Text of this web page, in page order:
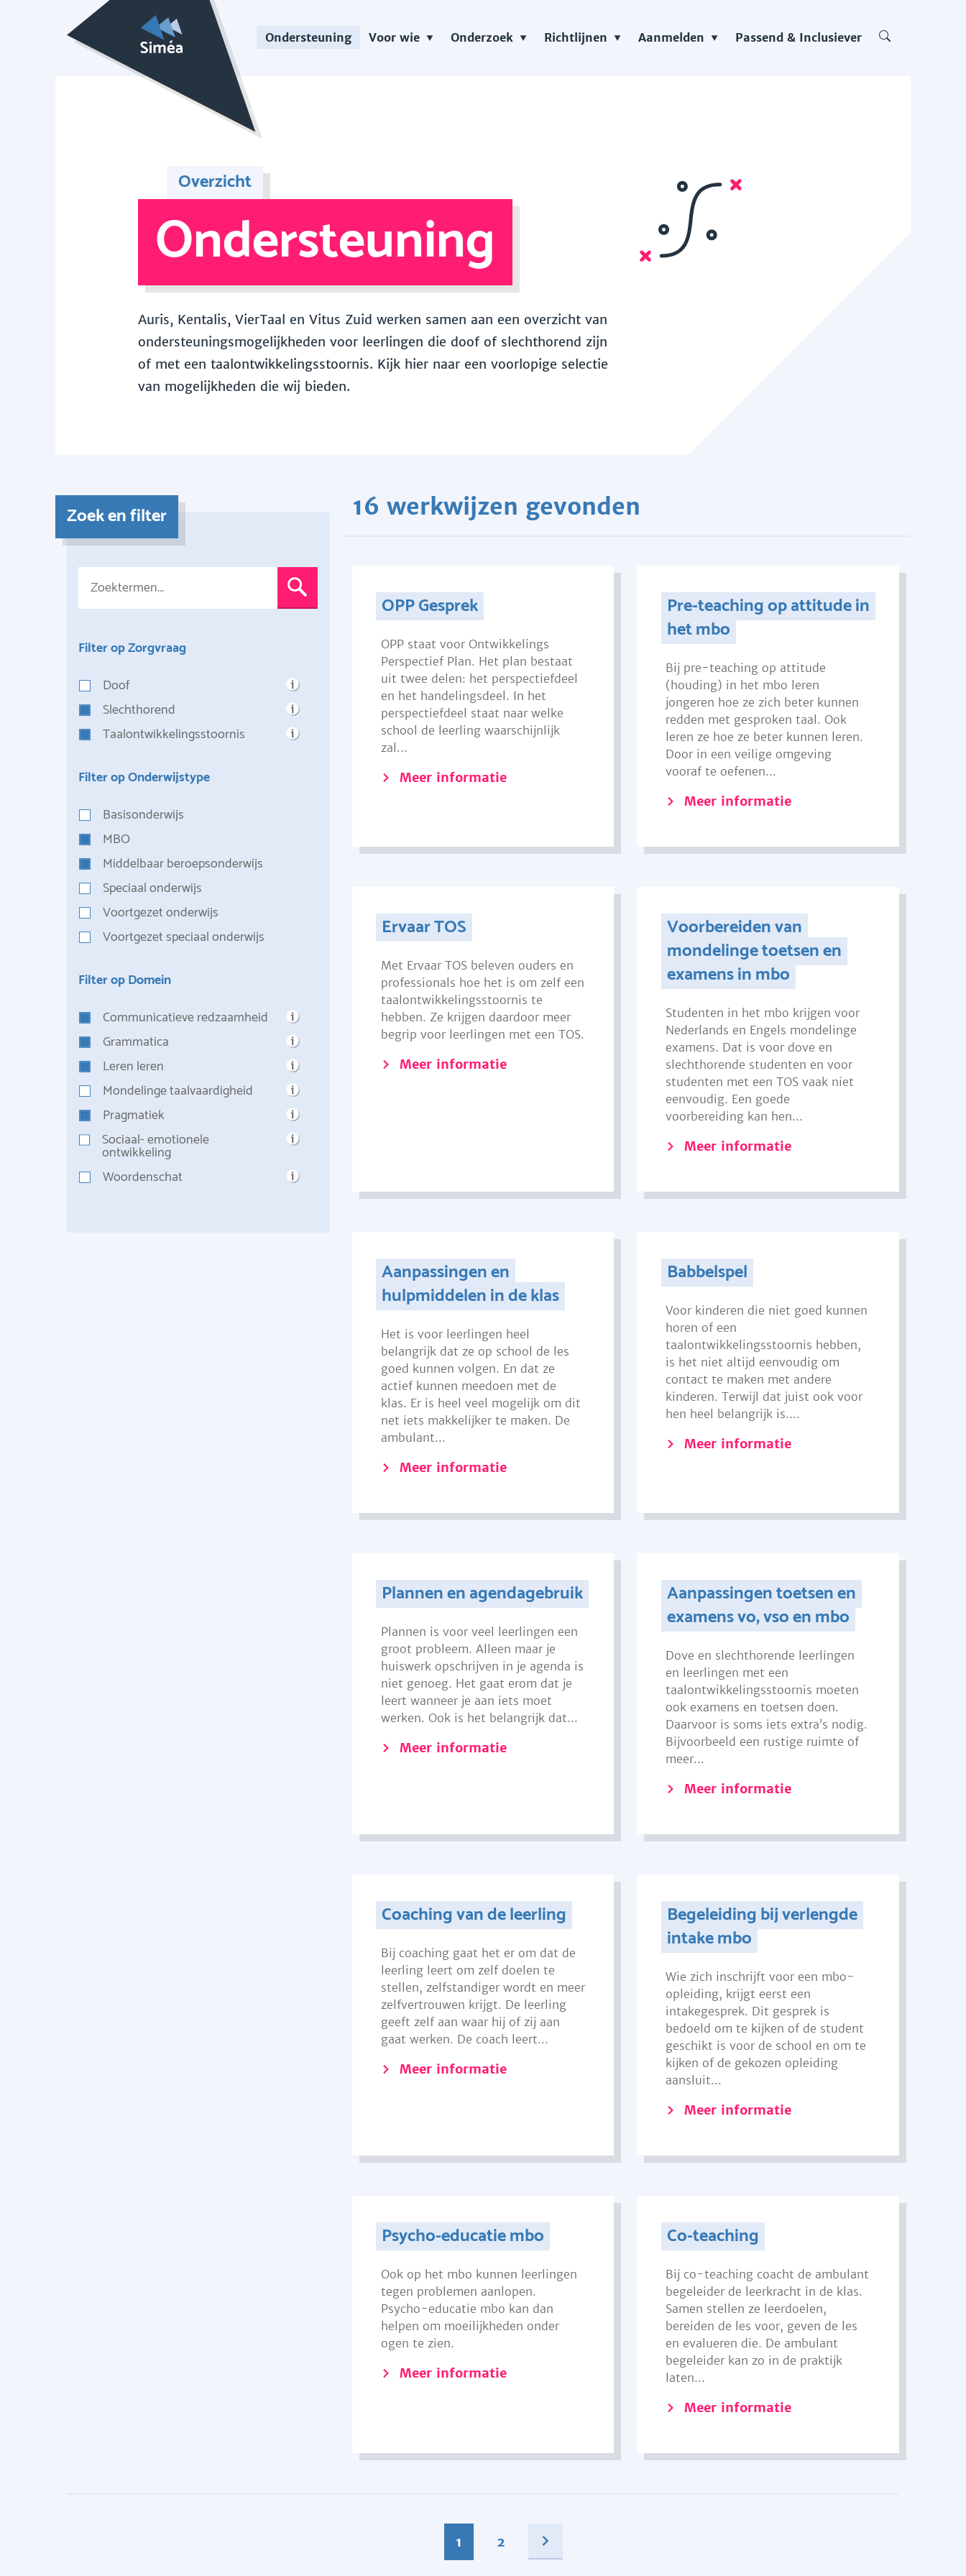
Ondersteuning Voor wie Onderzoek Richtlijnen Aanmelden Passend & Inclusiever
Overzicht
Ondersteuning
Auris, Kentalis, VierTaal en Vitus Zuid werken samen aan een overzicht van
ondersteuningsmogelijkheden voor leerlingen die doof of slechthorend zijn
of met een taalontwikkelingsstoornis. Kijk hier naar een voorlopige selectie
van mogelijkheden die wij bieden.
Zoek en filter
Filter op Zorgvraag
Doof
Slechthorend
Taalontwikkelingsstoornis
Filter op Onderwijstype
Basisonderwijs
MBO
Middelbaar beroepsonderwijs
Speciaal onderwijs
Voortgezet onderwijs
Voortgezet speciaal onderwijs
Filter op Domein
Communicatieve redzaamheid
Grammatica
Leren leren
Mondelinge taalvaardigheid
Pragmatiek
Sociaal- emotionele
ontwikkeling
Woordenschat
16 werkwijzen gevonden
OPP Gesprek
OPP staat voor Ontwikkelings
Perspectief Plan. Het plan bestaat
uit twee delen: het perspectiefdeel
en het handelingsdeel. In het
perspectiefdeel staat naar welke
school de leerling waarschijnlijk
zal...
Meer informatie
Pre-teaching op attitude in
het mbo
Bij pre-teaching op attitude
(houding) in het mbo leren
jongeren hoe ze zich beter kunnen
redden met gesproken taal. Ook
leren ze hoe ze beter kunnen leren.
Door in een veilige omgeving
vooraf te oefenen...
Meer informatie
Ervaar TOS
Met Ervaar TOS beleven ouders en
professionals hoe het is om zelf een
taalontwikkelingsstoornis te
hebben. Ze krijgen daardoor meer
begrip voor leerlingen met een TOS.
Meer informatie
Voorbereiden van
mondelinge toetsen en
examens in mbo
Studenten in het mbo krijgen voor
Nederlands en Engels mondelinge
examens. Dat is voor dove en
slechthorende studenten en voor
studenten met een TOS vaak niet
eenvoudig. Een goede
voorbereiding kan hen...
Meer informatie
Aanpassingen en
hulpmiddelen in de klas
Het is voor leerlingen heel
belangrijk dat ze op school de les
goed kunnen volgen. En dat ze
actief kunnen meedoen met de
klas. Er is heel veel mogelijk om dit
net iets makkelijker te maken. De
ambulant...
Meer informatie
Babbelspel
Voor kinderen die niet goed kunnen
horen of een
taalontwikkelingsstoornis hebben,
is het niet altijd eenvoudig om
contact te maken met andere
kinderen. Terwijl dat juist ook voor
hen heel belangrijk is....
Meer informatie
Plannen en agendagebruik
Plannen is voor veel leerlingen een
groot probleem. Alleen maar je
huiswerk opschrijven in je agenda is
niet genoeg. Het gaat erom dat je
leert wanneer je aan iets moet
werken. Ook is het belangrijk dat...
Meer informatie
Aanpassingen toetsen en
examens vo, vso en mbo
Dove en slechthorende leerlingen
en leerlingen met een
taalontwikkelingsstoornis moeten
ook examens en toetsen doen.
Daarvoor is soms iets extra’s nodig.
Bijvoorbeeld een rustige ruimte of
meer...
Meer informatie
Coaching van de leerling
Bij coaching gaat het er om dat de
leerling leert om zelf doelen te
stellen, zelfstandiger wordt en meer
zelfvertrouwen krijgt. De leerling
geeft zelf aan waar hij of zij aan
gaat werken. De coach leert...
Meer informatie
Begeleiding bij verlengde
intake mbo
Wie zich inschrijft voor een mbo-
opleiding, krijgt eerst een
intakegesprek. Dit gesprek is
bedoeld om te kijken of de student
geschikt is voor de school en om te
kijken of de gekozen opleiding
aansluit...
Meer informatie
Psycho-educatie mbo
Ook op het mbo kunnen leerlingen
tegen problemen aanlopen.
Psycho-educatie mbo kan dan
helpen om moeilijkheden onder
ogen te zien.
Meer informatie
Co-teaching
Bij co-teaching coacht de ambulant
begeleider de leerkracht in de klas.
Samen stellen ze leerdoelen,
bereiden de les voor, geven de les
en evalueren die. De ambulant
begeleider kan zo in de praktijk
laten...
Meer informatie
1 2